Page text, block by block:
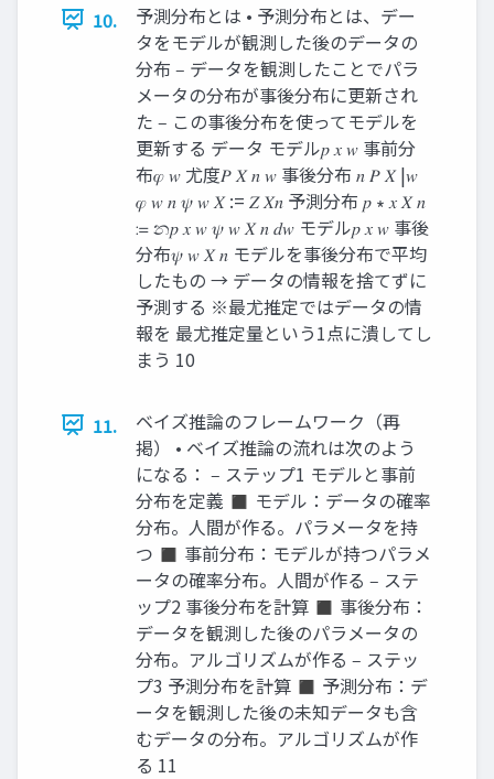
10.
予測分布とは • 予測分布とは、デー
タをモデルが観測した後のデータの
分布 ‒ データを観測したことでパラ
メータの分布が事後分布に更新され
た ‒ この事後分布を使ってモデルを
更新する データ モデル𝑝 𝑥 𝑤 事前分
布𝜑 𝑤 尤度𝑃 𝑋 𝑛 𝑤 事後分布 𝑛 𝑃 𝑋 |𝑤
𝜑 𝑤 𝑛 𝜓 𝑤 𝑋 := 𝑍 𝑋𝑛 予測分布 𝑝 ∗ 𝑥 𝑋 𝑛
≔ න𝑝 𝑥 𝑤 𝜓 𝑤 𝑋 𝑛 𝑑𝑤 モデル𝑝 𝑥 𝑤 事後
分布𝜓 𝑤 𝑋 𝑛 モデルを事後分布で平均
したもの → データの情報を捨てずに
予測する ※最尤推定ではデータの情
報を 最尤推定量という1点に潰してし
まう 10
11.
ベイズ推論のフレームワーク（再
掲） • ベイズ推論の流れは次のよう
になる： ‒ ステップ1 モデルと事前
分布を定義 ◼ モデル：データの確率
分布。人間が作る。パラメータを持
つ ◼ 事前分布：モデルが持つパラメ
ータの確率分布。人間が作る ‒ ステ
ップ2 事後分布を計算 ◼ 事後分布：
データを観測した後のパラメータの
分布。アルゴリズムが作る ‒ ステッ
プ3 予測分布を計算 ◼ 予測分布：デ
ータを観測した後の未知データも含
むデータの分布。アルゴリズムが作
る 11